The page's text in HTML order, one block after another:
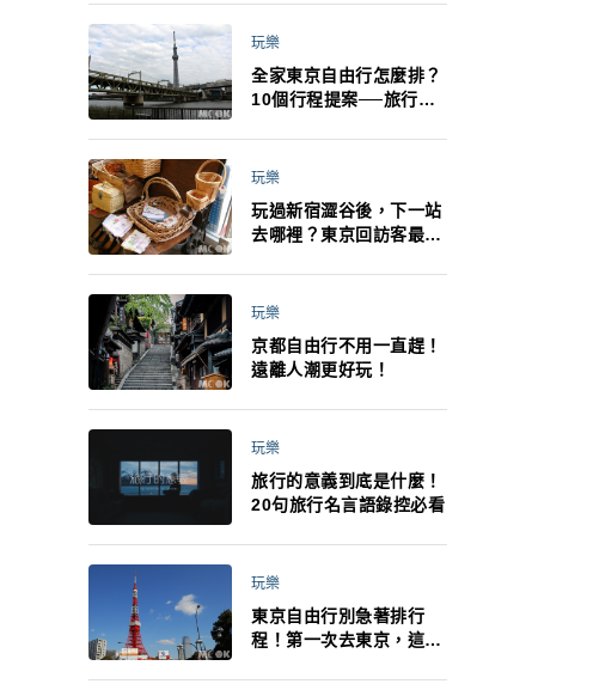
最高還罰百萬！注意事項
玩樂
全家東京自由行怎麼排？
10個行程提案──旅行不
法！
玩樂
玩過新宿澀谷後，下一站
去哪裡？東京回訪客最推
玩樂
京都自由行不用一直趕！
遠離人潮更好玩！
玩樂
旅行的意義到底是什麼！
20句旅行名言語錄控必看
玩樂
東京自由行別急著排行
程！第一次去東京，這10